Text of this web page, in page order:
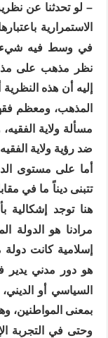
– لو تحدثنا عن
الاستمرارية
في وسط فيه شيء
نظر مذهب على
إليه أن هذه
المذهب، ومعظم
مسألة ولاية
ضد رؤية ولاية
أما على مستوى
تتبنى ديناً ما في
هنا توجد إشكالية
مرادنا هو الدولة
إسلامية كانت
هو دور مدني يدير
السياسي أو
بمعنى المواطنين،
وحتى في التجربة